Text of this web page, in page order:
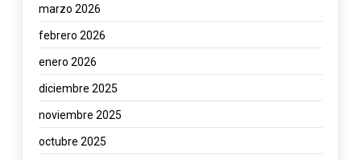
marzo 2026
febrero 2026
enero 2026
diciembre 2025
noviembre 2025
octubre 2025